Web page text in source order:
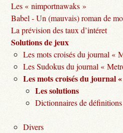
Les « nimportnawaks »
Babel - Un (mauvais) roman de
La prévision des taux d’intéret
Solutions de jeux
Les mots croisés du journal «
Les Sudokus du journal «
Les mots croisés du journal
Les solutions
Dictionnaires de définitions
Divers